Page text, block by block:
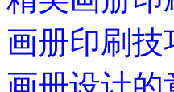
画册印刷技